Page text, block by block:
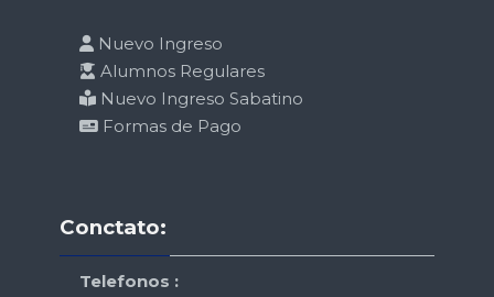
Nuevo Ingreso
Alumnos Regulares
Nuevo Ingreso Sabatino
Formas de Pago
Conctato:
Telefonos :